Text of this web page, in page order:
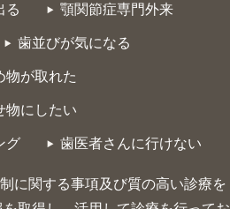
る 顎関節症専門外来
歯並びが気になる
物が取れた
物にしたい
グ 歯医者さんに行けない
に関する事項及び質の高い診療を